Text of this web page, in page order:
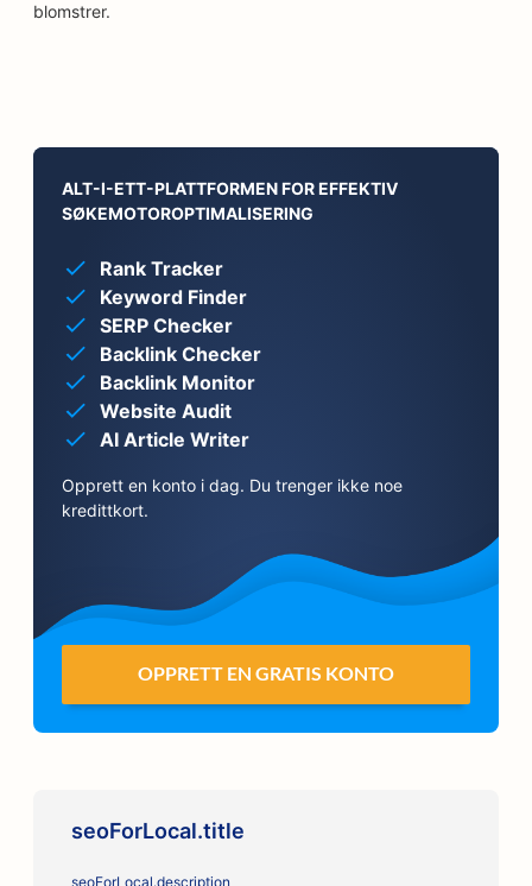
blomstrer.
ALT-I-ETT-PLATTFORMEN FOR EFFEKTIV
SØKEMOTOROPTIMALISERING
Rank Tracker
Keyword Finder
SERP Checker
Backlink Checker
Backlink Monitor
Website Audit
AI Article Writer
Opprett en konto i dag. Du trenger ikke noe
kredittkort.
OPPRETT EN GRATIS KONTO
seoForLocal.title
seoForLocal.description